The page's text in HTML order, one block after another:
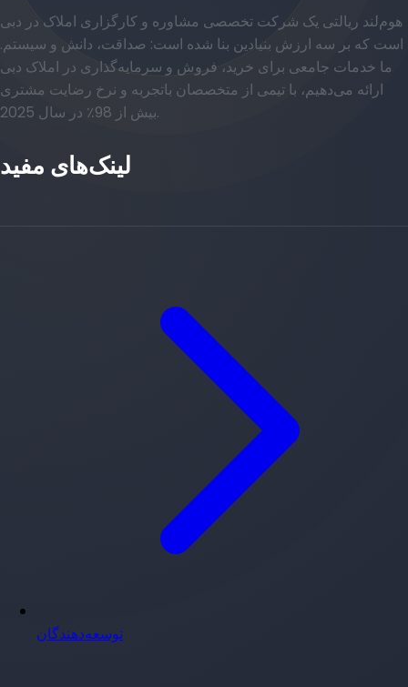
هوم‌لند ریالتی یک شرکت تخصصی مشاوره و کارگزاری املاک در دبی
است که بر سه ارزش بنیادین بنا شده است: صداقت، دانش و سیستم.
ما خدمات جامعی برای خرید، فروش و سرمایه‌گذاری در املاک دبی
ارائه می‌دهیم، با تیمی از متخصصان باتجربه و نرخ رضایت مشتری
بیش از 98٪ در سال 2025.
لینک‌های مفید
توسعه‌دهندگان